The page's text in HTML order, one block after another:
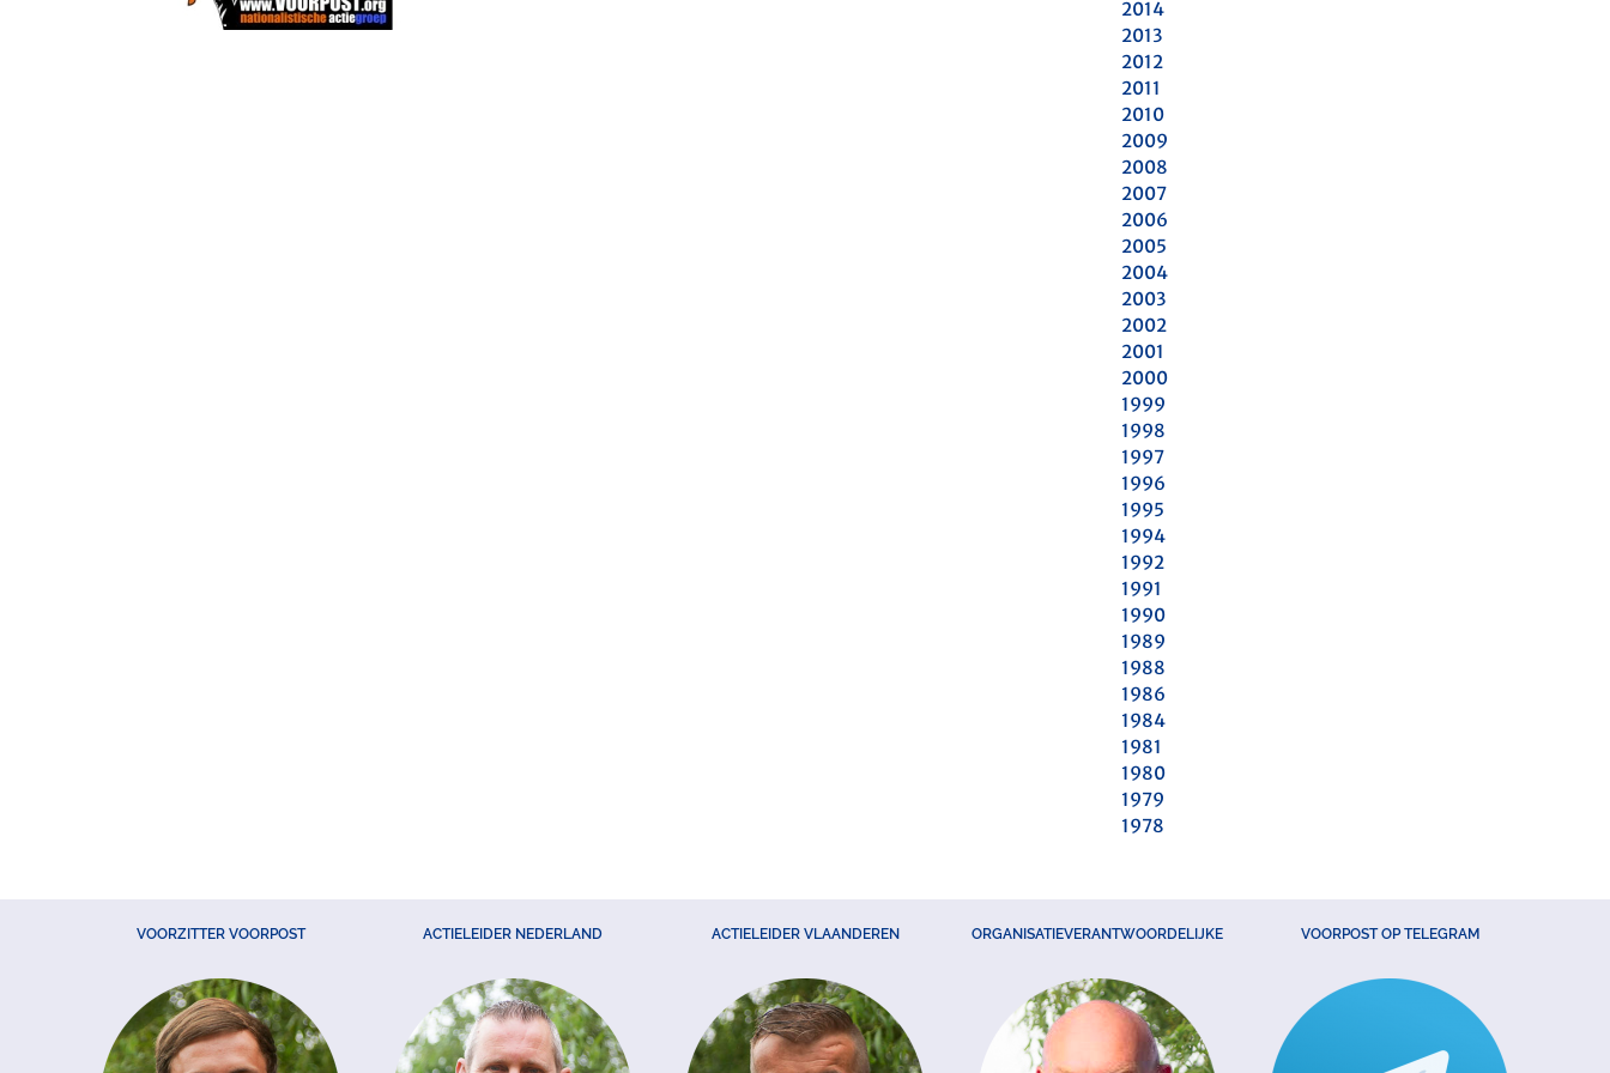
2014
2013
2012
2011
2010
2009
2008
2007
2006
2005
2004
2003
2002
2001
2000
1999
1998
1997
1996
1995
1994
1992
1991
1990
1989
1988
1986
1984
1981
1980
1979
1978
VOORZITTER VOORPOST ACTIELEIDER NEDERLAND ACTIELEIDER VLAANDEREN ORGANISATIEVERANTWOORDELIJKE VOORPOST OP TELEGRAM